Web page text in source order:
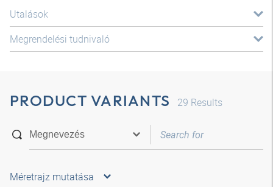
Utalások
Megrendelési tudnivaló
PRODUCT VARIANTS 29 Results
Méretrajz mutatása